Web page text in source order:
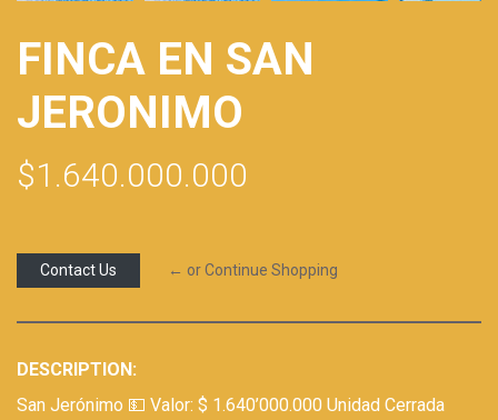
FINCA EN SAN
JERONIMO
$1.640.000.000
Contact Us ← or Continue Shopping
DESCRIPTION:
San Jerónimo 💵 Valor: $ 1.640’000.000 Unidad Cerrada